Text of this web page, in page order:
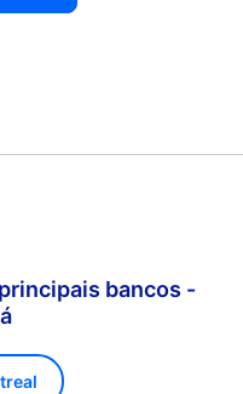
bancos -